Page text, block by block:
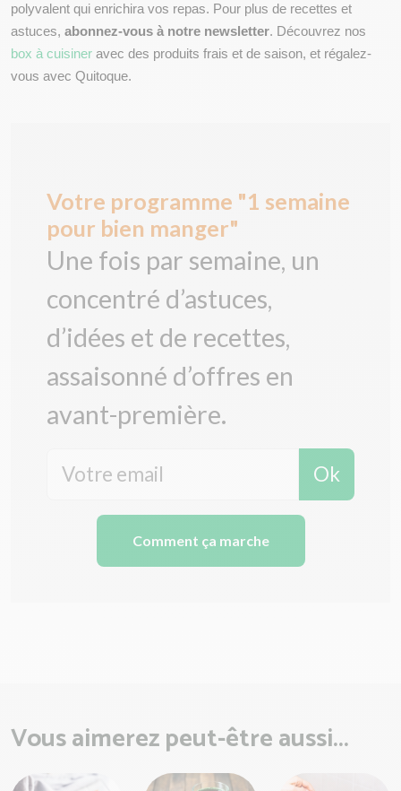
polyvalent qui enrichira vos repas. Pour plus de recettes et
astuces, abonnez-vous à notre newsletter
box à cuisiner avec des produits frais et de saison, et régalez-
vous avec Quitoque.
Votre programme "1 semaine
pour bien manger"
Une fois par semaine, un
concentré d’astuces,
d’idées et de recettes,
assaisonné d’offres en
avant-première.
Ok
Comment ça marche
Vous aimerez peut-être aussi...